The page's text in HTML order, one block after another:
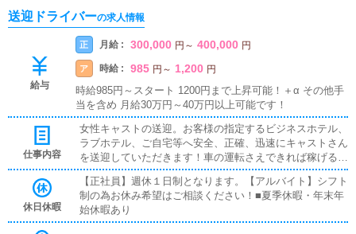
送迎ドライバーの求人情報
給与
正 月給 : 300,000 円 ～ 400,000 円
ア 時給 : 985 円 ～ 1,200 円
時給985円～スタート 1200円まで上昇可能！＋α その他手
当を含め 月給30万円～40万円以上可能です！
仕事内容
女性キャストの送迎。お客様の指定するビジネスホテル、
ラブホテル、ご自宅等へ安全、正確、迅速にキャストさん
を送迎していただきます！車の運転さえできれば稼げる簡
単なお仕事です♪もし、もっと稼ぎたい！という方がいら
っしゃれば＊主な業務内容＊配属直後は・お客様やキャス
ト様へのご挨拶・店内外の清掃・備品準備・WEBサイト
の更新作業からスタート！
休日休暇
【正社員】週休１日制となります。【アルバイト】シフト
制の為お休み希望はご相談ください！■夏季休暇・年末年
始休暇あり